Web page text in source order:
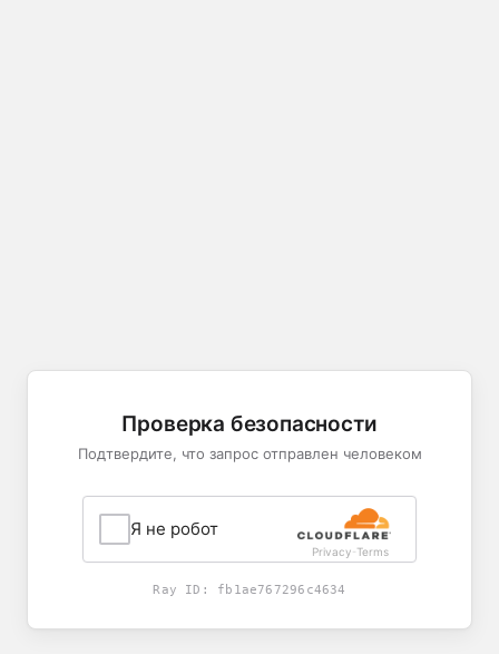
Проверка безопасности
Подтвердите, что запрос отправлен человеком
Я не робот
Privacy-Terms
Ray ID: fb1ae767296c4634